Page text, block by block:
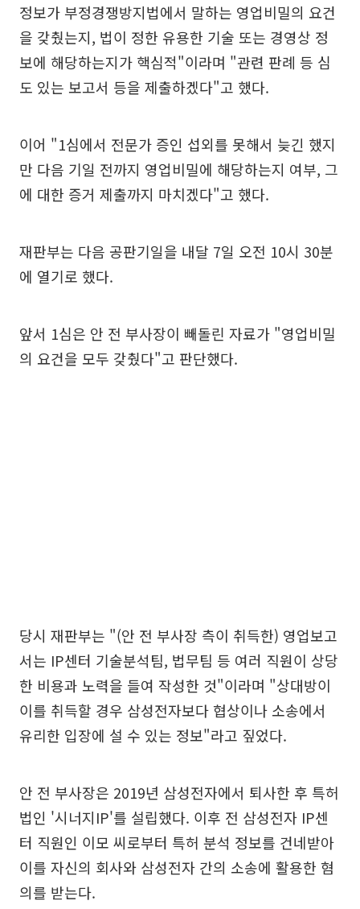
정보가 부정경쟁방지법에서 말하는 영업비밀의 요건
을 갖췄는지, 법이 정한 유용한 기술 또는 경영상 정
보에 해당하는지가 핵심적"이라며 "관련 판례 등 심
도 있는 보고서 등을 제출하겠다"고 했다.
이어 "1심에서 전문가 증인 섭외를 못해서 늦긴 했지
만 다음 기일 전까지 영업비밀에 해당하는지 여부, 그
에 대한 증거 제출까지 마치겠다"고 했다.
재판부는 다음 공판기일을 내달 7일 오전 10시 30분
에 열기로 했다.
앞서 1심은 안 전 부사장이 빼돌린 자료가 "영업비밀
의 요건을 모두 갖췄다"고 판단했다.
당시 재판부는 "(안 전 부사장 측이 취득한) 영업보고
서는 IP센터 기술분석팀, 법무팀 등 여러 직원이 상당
한 비용과 노력을 들여 작성한 것"이라며 "상대방이
이를 취득할 경우 삼성전자보다 협상이나 소송에서
유리한 입장에 설 수 있는 정보"라고 짚었다.
안 전 부사장은 2019년 삼성전자에서 퇴사한 후 특허
법인 '시너지IP'를 설립했다. 이후 전 삼성전자 IP센
터 직원인 이모 씨로부터 특허 분석 정보를 건네받아
이를 자신의 회사와 삼성전자 간의 소송에 활용한 혐
의를 받는다.